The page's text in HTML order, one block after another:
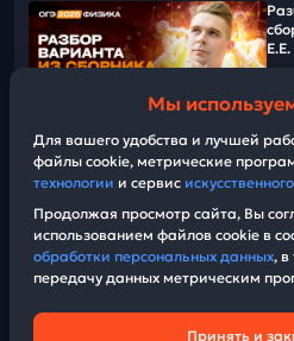
01:25:22
ОГЭ
01:07:03
ОГЭ
Мы
Для вашего удобства и лучшей
файлы cookie, метрические
технологии и сервис
Продолжая просмотр сайта, Вы
использованием файлов cookie в
обработки персональных данных, в
передачу данных метрическим
Принять и